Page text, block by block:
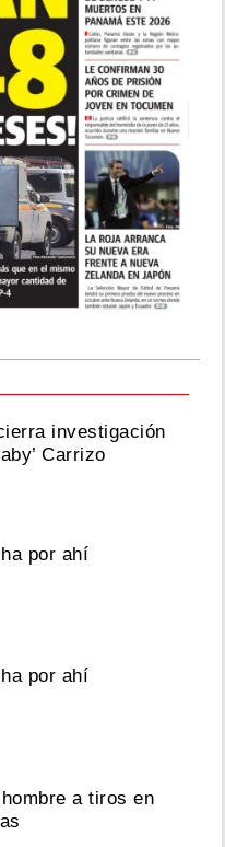
investigación
Carrizo
por ahí
por ahí
a tiros en